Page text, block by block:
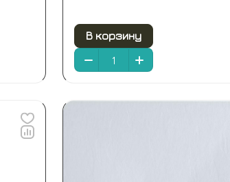
В корзину